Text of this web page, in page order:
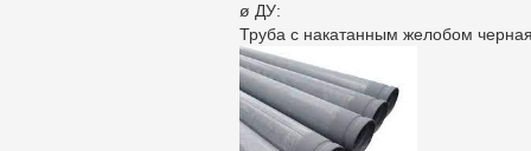
ø ДУ:
Труба с накатанным желобом